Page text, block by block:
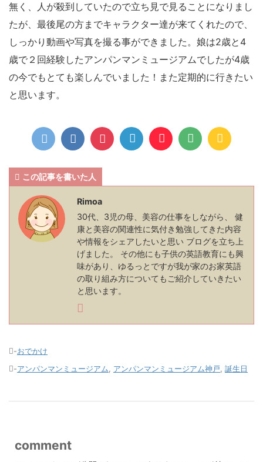
無く、人が殺到していたので立ち見で見ることになりまし
たが、最後尾の方までキャラクター達が来てくれたので、
しっかり動画や写真を撮る事ができました。娘は2歳と4
歳で２回経験したアンパンマンミュージアムでしたが4歳
の今でもとても楽しんでいました！また定期的に行きたい
と思います。
この記事を書いた人
Rimoa
30代、3児の母、美容の仕事をしながら、 健
康と美容の関連性に気付き勉強してきた内容
や情報をシェアしたいと思い ブログを立ち上
げました。 その他にも子供の英語教育にも興
味があり、ゆるっとですが我が家のお家英語
の取り組み方についてもご紹介していきたい
と思います。
-おでかけ
-アンパンマンミュージアム, アンパンマンミュージアム神戸, 誕生日
comment